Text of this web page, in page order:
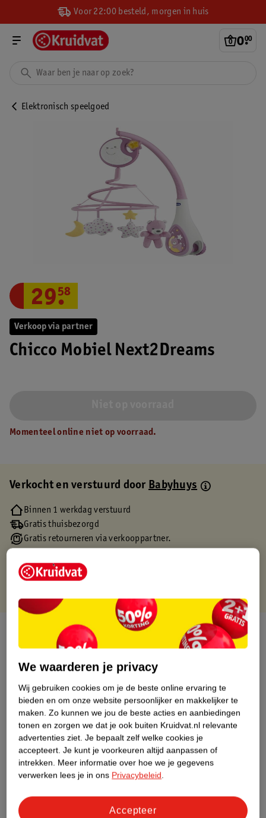
Voor 22:00 besteld, morgen in huis
0.
00
Elektronisch speelgoed
Verkoop via partner
Chicco Mobiel Next2Dreams
29.
58
Momenteel online niet op voorraad.
Verkocht en verstuurd doorBabyhuys
Binnen 1 werkdag verstuurd
Gratis thuisbezorgd
Gratis retourneren via verkooppartner.
Over dit product
Nature Impact Score
Dit product heeft (nog) geen Nature
Impact Score.
Meer informatie
We waarderen je privacy
Wij gebruiken cookies om je de beste online ervaring te
bieden en om onze website persoonlijker en makkelijker te
maken. Zo kunnen we jou de beste acties en aanbiedingen
tonen en zorgen we dat je ook buiten Kruidvat.nl relevante
advertenties ziet. Je bepaalt zelf welke cookies je
accepteert. Je kunt je voorkeuren altijd aanpassen of
intrekken. Meer informatie over hoe we je gegevens
verwerken lees je in ons Privacybeleid.
Accepteer